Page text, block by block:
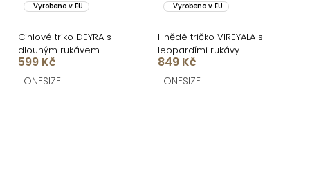
Vyrobeno v EU
Cihlové triko DEYRA s
dlouhým rukávem
599 Kč
ONESIZE
Vyrobeno v EU
Hnědé tričko VIREYALA s
leopardími rukávy
849 Kč
ONESIZE